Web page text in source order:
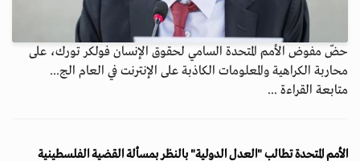
حضّ مفوض الأمم المتحدة السامي لحقوق الإنسان فولكر تورك، على
محاربة الكراهية والمعلومات الكاذبة على الإنترنت في العام الج...
متابعة القراءة ...
الأمم المتحدة تطالب "العدل الدولية" بالنظر بمسألة القضية الفلسطينية